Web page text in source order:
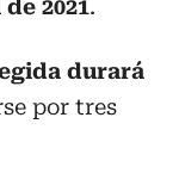
2021.
durará
por tres